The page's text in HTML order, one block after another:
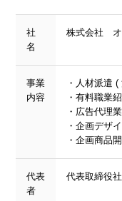
社
名
株式会社 オ
事業
内容
・人材派遣
・有料職業
・広告代理業
・企画デザ
・企画商品
代表
者
代表取締役